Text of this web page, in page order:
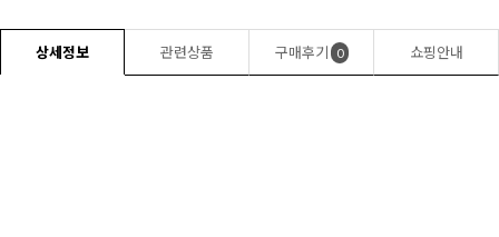
상세정보 관련상품 구매후기 0 쇼핑안내